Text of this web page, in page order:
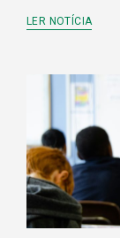
LER NOTÍCIA